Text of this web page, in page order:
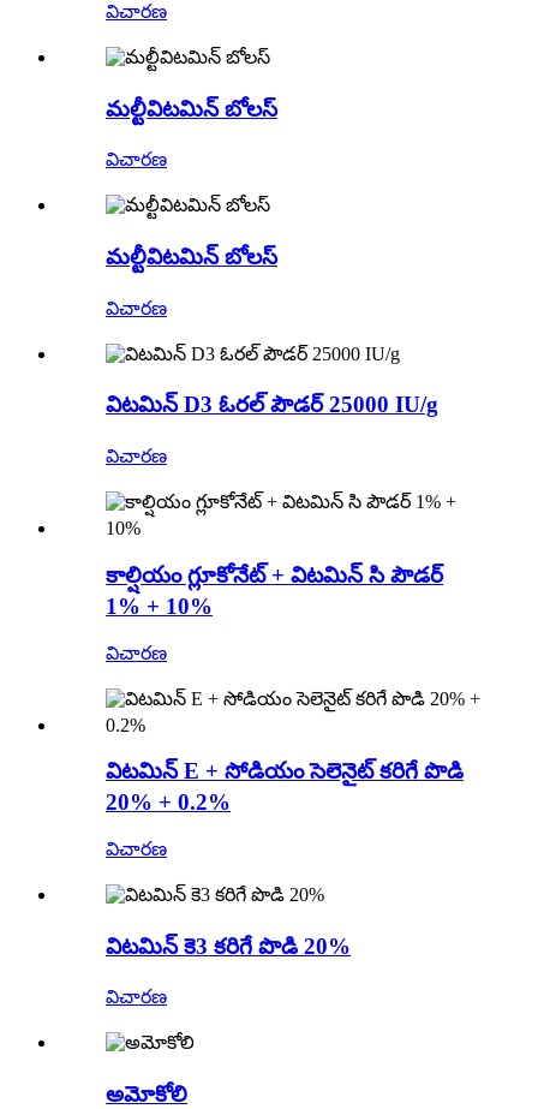
విచారణ
మల్టీవిటమిన్ బోలస్
విచారణ
మల్టీవిటమిన్ బోలస్
విచారణ
విటమిన్ D3 ఓరల్ పౌడర్ 25000 IU/g
విచారణ
కాల్షియం గ్లూకోనేట్ + విటమిన్ సి పౌడర్
1% + 10%
విచారణ
విటమిన్ E + సోడియం సెలెనైట్ కరిగే పొడి
20% + 0.2%
విచారణ
విటమిన్ కె3 కరిగే పొడి 20%
విచారణ
అమోకోలి